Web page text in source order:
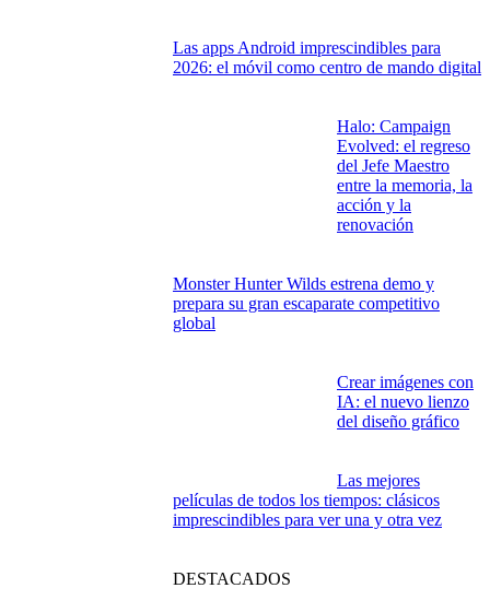
Las apps Android imprescindibles para
2026: el móvil como centro de mando digital
Halo: Campaign
Evolved: el regreso
del Jefe Maestro
entre la memoria, la
acción y la
renovación
Monster Hunter Wilds estrena demo y
prepara su gran escaparate competitivo
global
Crear imágenes con
IA: el nuevo lienzo
del diseño gráfico
Las mejores
películas de todos los tiempos: clásicos
imprescindibles para ver una y otra vez
DESTACADOS